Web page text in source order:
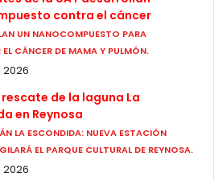
contra el cáncer
UN NANOCOMPUESTO PARA
CÁNCER DE MAMA Y PULMÓN.
2026
de la laguna La
en Reynosa
LA ESCONDIDA: NUEVA ESTACIÓN
EL PARQUE CULTURAL DE REYNOSA.
2026